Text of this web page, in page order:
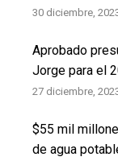
30 diciembre,
Aprobado
Jorge para el
27 diciembre,
$55 mil
de agua